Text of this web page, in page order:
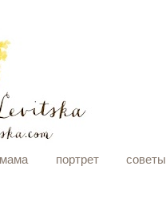
портрет советы